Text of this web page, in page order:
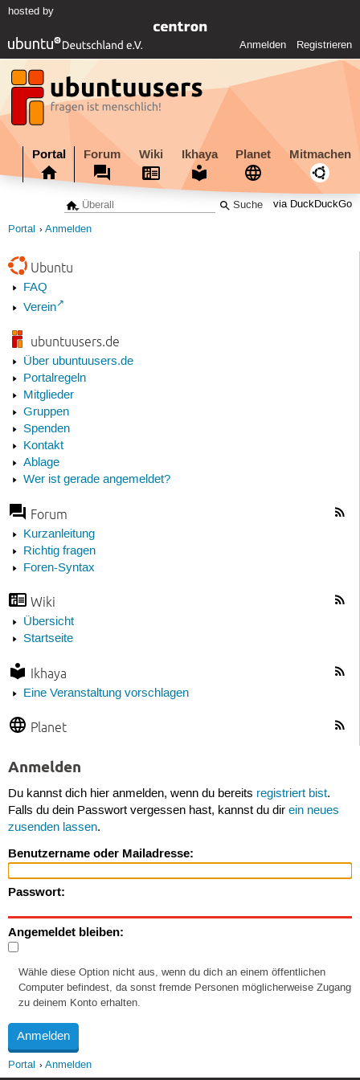
hosted by
Anmelden Registrieren
Portal Forum Wiki Ikhaya Planet Mitmachen
via DuckDuckGo
Portal Anmelden
Ubuntu
FAQ
Verein
ubuntuusers.de
Über ubuntuusers.de
Portalregeln
Mitglieder
Gruppen
Spenden
Kontakt
Ablage
Wer ist gerade angemeldet?
Forum
Kurzanleitung
Richtig fragen
Foren-Syntax
Wiki
Übersicht
Startseite
Ikhaya
Eine Veranstaltung vorschlagen
Planet
Anmelden
Du kannst dich hier anmelden, wenn du bereits registriert bist.
Falls du dein Passwort vergessen hast, kannst du dir ein neues
zusenden lassen.
Benutzername oder Mailadresse:
Passwort:
Angemeldet bleiben:
Wähle diese Option nicht aus, wenn du dich an einem öffentlichen
Computer befindest, da sonst fremde Personen möglicherweise Zugang
zu deinem Konto erhalten.
Portal Anmelden